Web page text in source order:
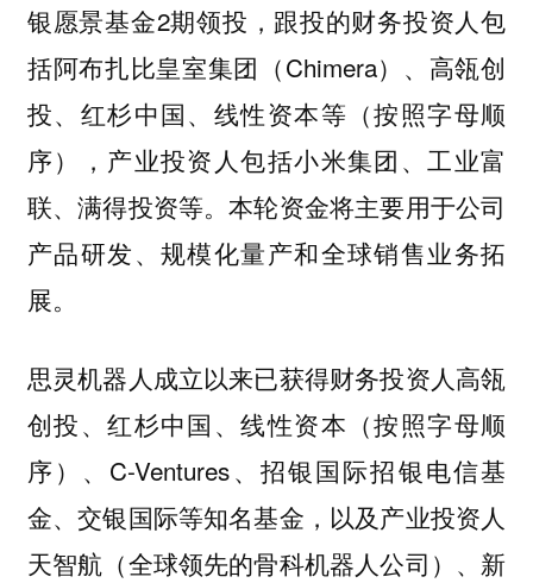
银愿景基金2期领投，跟投的财务投资人包
括阿布扎比皇室集团（Chimera）、高瓴创
投、红杉中国、线性资本等（按照字母顺
序），产业投资人包括小米集团、工业富
联、满得投资等。本轮资金将主要用于公司
产品研发、规模化量产和全球销售业务拓
展。
思灵机器人成立以来已获得财务投资人高瓴
创投、红杉中国、线性资本（按照字母顺
序）、C-Ventures、招银国际招银电信基
金、交银国际等知名基金，以及产业投资人
天智航（全球领先的骨科机器人公司）、新